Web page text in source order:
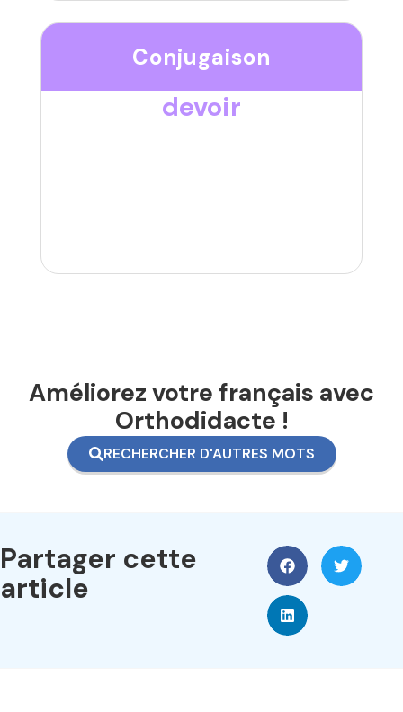
Conjugaison
devoir
Améliorez votre français avec
Orthodidacte !
RECHERCHER D'AUTRES MOTS
Partager cette
article